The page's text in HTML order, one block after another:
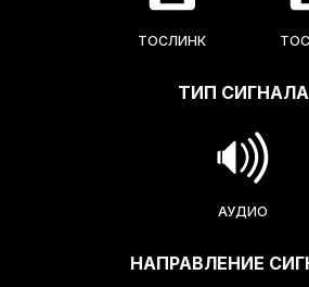
ТОСЛИНК
ТИП СИГНАЛА
АУДИО
НАПРАВЛЕНИЕ